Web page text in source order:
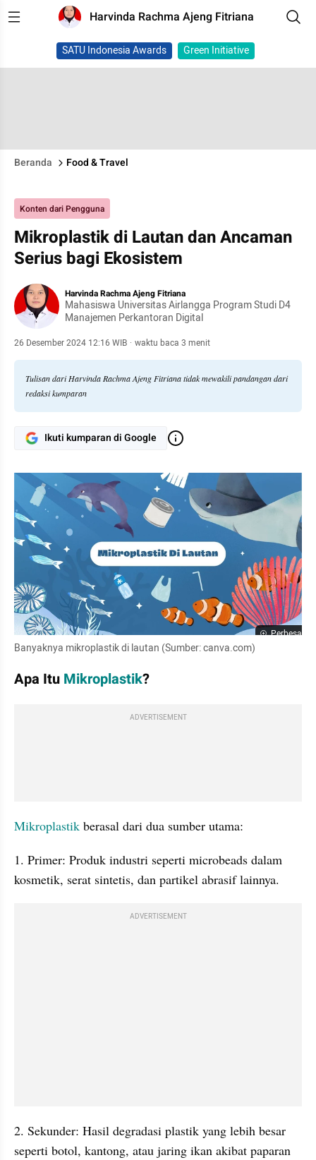
Harvinda Rachma Ajeng Fitriana
SATU Indonesia Awards Green Initiative
Beranda Food & Travel
Konten dari Pengguna
Mikroplastik di Lautan dan Ancaman
Serius bagi Ekosistem
Harvinda Rachma Ajeng Fitriana
Mahasiswa Universitas Airlangga Program Studi D4
Manajemen Perkantoran Digital
26 Desember 2024 12:16 WIB · waktu baca 3 menit
Tulisan dari Harvinda Rachma Ajeng Fitriana tidak mewakili pandangan dari
redaksi kumparan
Ikuti kumparan di Google
Perbesar
Banyaknya mikroplastik di lautan (Sumber: canva.com)
Apa Itu Mikroplastik?
ADVERTISEMENT
Mikroplastik berasal dari dua sumber utama:
1. Primer: Produk industri seperti microbeads dalam
kosmetik, serat sintetis, dan partikel abrasif lainnya.
ADVERTISEMENT
2. Sekunder: Hasil degradasi plastik yang lebih besar
seperti botol, kantong, atau jaring ikan akibat paparan